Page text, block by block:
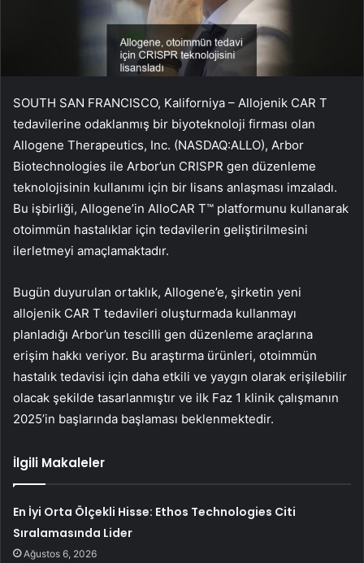
SOUTH SAN FRANCISCO, Kaliforniya – Allojenik CAR T
tedavilerine odaklanmış bir biyoteknoloji firması olan
Allogene Therapeutics, Inc. (NASDAQ:ALLO), Arbor
Biotechnologies ile Arbor’un CRISPR gen düzenleme
teknolojisinin kullanımı için bir lisans anlaşması imzaladı.
Bu işbirliği, Allogene’in AlloCAR T™ platformunu kullanarak
otoimmün hastalıklar için tedavilerin geliştirilmesini
ilerletmeyi amaçlamaktadır.
Bugün duyurulan ortaklık, Allogene’e, şirketin yeni
allojenik CAR T tedavileri oluşturmada kullanmayı
planladığı Arbor’un tescilli gen düzenleme araçlarına
erişim hakkı veriyor. Bu araştırma ürünleri, otoimmün
hastalık tedavisi için daha etkili ve yaygın olarak erişilebilir
olacak şekilde tasarlanmıştır ve ilk Faz 1 klinik çalışmanın
2025’in başlarında başlaması beklenmektedir.
İlgili Makaleler
En İyi Orta Ölçekli Hisse: Ethos Technologies Citi
Sıralamasında Lider
Ağustos 6, 2026